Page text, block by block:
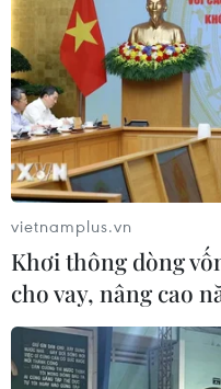
vietnamplus.vn
Khơi thông dòng
cho vay, nâng cao